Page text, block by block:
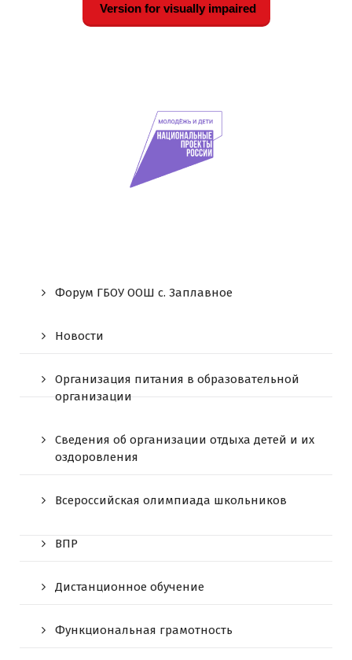
Version for visually impaired
Форум ГБОУ ООШ c. Заплавное
Новости
Организация питания в образовательной
организации
Сведения об организации отдыха детей и их
оздоровления
Всероссийская олимпиада школьников
ВПР
Дистанционное обучение
Функциональная грамотность